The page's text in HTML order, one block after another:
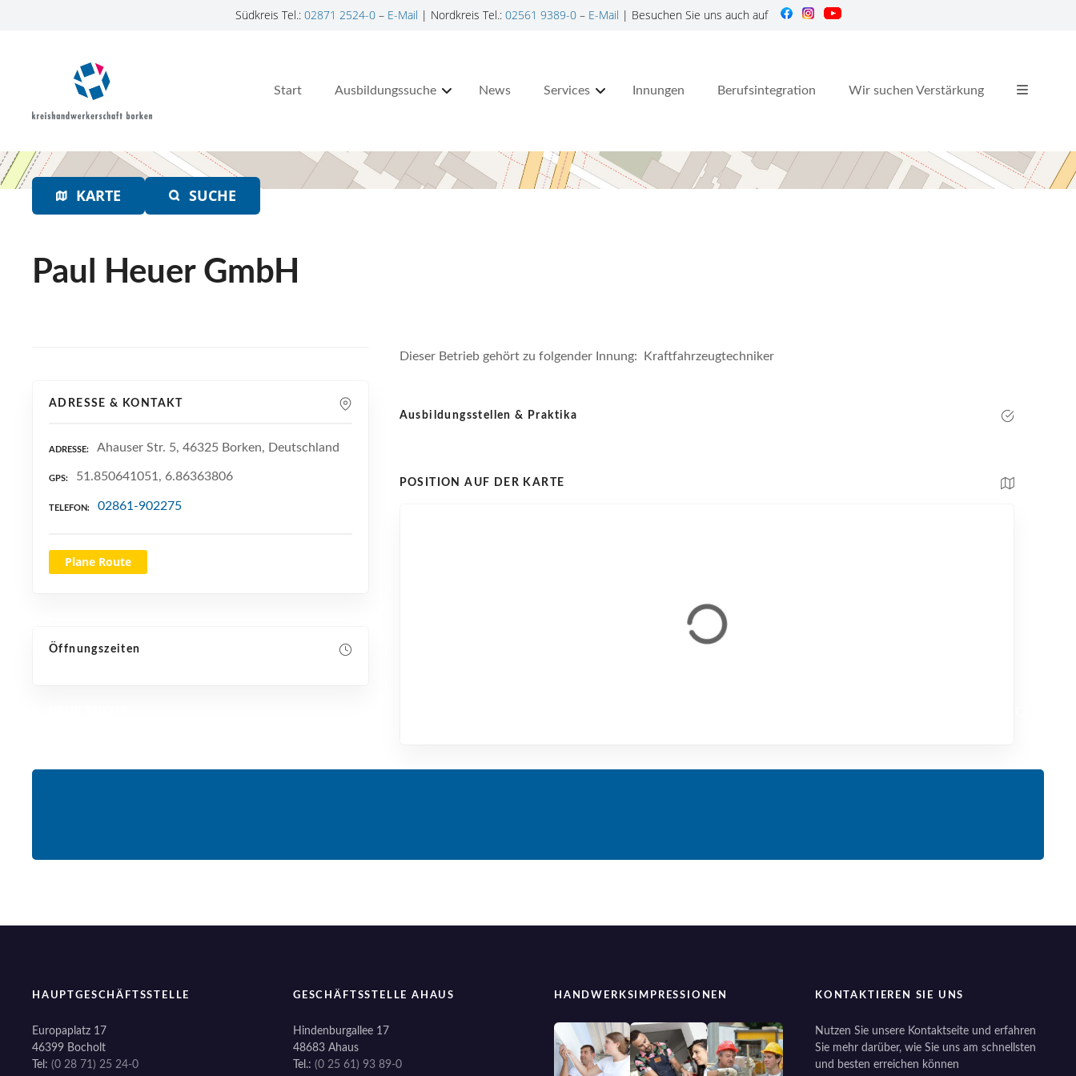
Südkreis Tel.: 02871 2524-0– E-Mail | Nordkreis Tel.: 02561 9389-0– E-Mail | Besuchen Sie uns auch auf
a
t
Start Ausbildungssuche News Services Innungen Berufsintegration Wir suchen Verstärkung
KARTE SUCHE
Paul Heuer GmbH
ADRESSE & KONTAKT
ADRESSE Ahauser Str. 5, 46325 Borken, Deutschland
GPS 51.850641051, 6.86363806
TELEFON 02861-902275
Plane Route
Öffnungszeiten
Dieser Betrieb gehört zu folgender Innung: Kraftfahrzeugtechniker
Ausbildungsstellen & Praktika
POSITION AUF DER KARTE
HAUPTGESCHÄFTSSTELLE
Europaplatz 17
46399 Bocholt
Tel: (0 28 71) 25 24-0
GESCHÄFTSSTELLE AHAUS
Hindenburgallee 17
48683 Ahaus
Tel.: (0 25 61) 93 89-0
HANDWERKSIMPRESSIONEN KONTAKTIEREN SIE UNS
Nutzen Sie unsere Kontaktseite und erfahren
Sie mehr darüber, wie Sie uns am schnellsten
und besten erreichen können